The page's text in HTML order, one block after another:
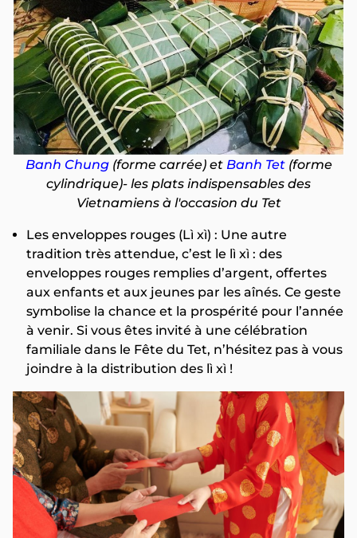
Banh Chung(forme carrée) et Banh Tet(forme
cylindrique)- les plats indispensables des
Vietnamiens à l'occasion du Tet
Les enveloppes rouges (Lì xì) : Une autre
tradition très attendue, c’est le lì xì : des
enveloppes rouges remplies d’argent, offertes
aux enfants et aux jeunes par les aînés. Ce geste
symbolise la chance et la prospérité pour l’année
à venir. Si vous êtes invité à une célébration
familiale dans le Fête du Tet, n’hésitez pas à vous
joindre à la distribution des lì xì !